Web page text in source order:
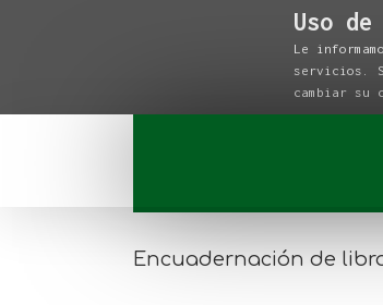
Uso de
Le
servicios.
cambiar su
Encuadernación de